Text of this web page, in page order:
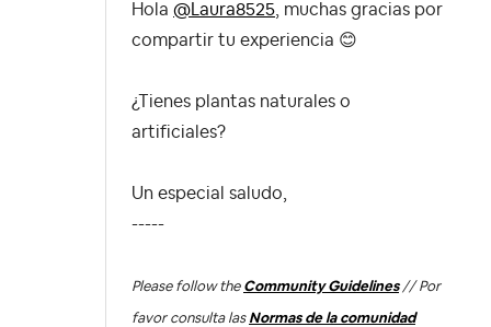
Hola @Laura8525 , muchas gracias por
compartir tu experiencia 😊
¿Tienes plantas naturales o
artificiales?
Un especial saludo,
-----
Please follow the Community Guidelines// Por
favor consulta las Normas de la comunidad